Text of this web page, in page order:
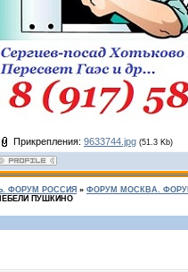
Прикрепления: 9633744.jpg (51.3 Kb)
ФОРУМ РОССИЯ » ФОРУМ МОСКВА.
ПУШКИНО